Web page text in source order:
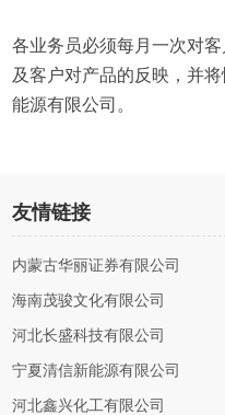
各业务员必须每月一次对
及客户对产品的反映，并
能源有限公司。
友情链接
内蒙古华丽证券有限公司
海南茂骏文化有限公司
河北长盛科技有限公司
宁夏清信新能源有限公司
河北鑫兴化工有限公司